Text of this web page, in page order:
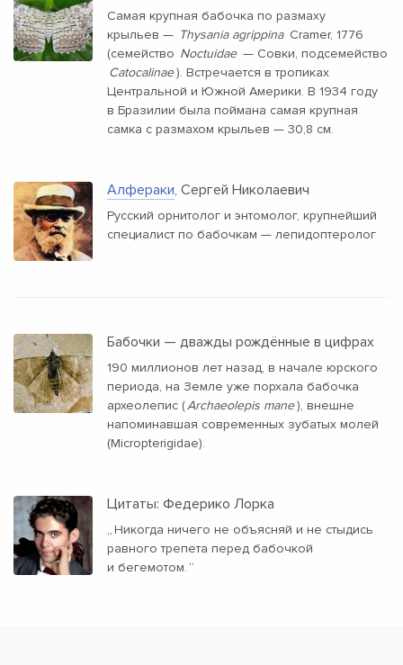
Самая крупная бабочка по размаху
крыльев — Thysania agrippina Cramer, 1776
(семейство Noctuidae — Совки, подсемейство
Catocalinae ). Встречается в тропиках
Центральной и Южной Америки. В 1934 году
в Бразилии была поймана самая крупная
самка с размахом крыльев — 30,8 см.
Алфераки, Сергей Николаевич
Русский орнитолог и энтомолог, крупнейший
специалист по бабочкам — лепидоптеролог
Бабочки — дважды рождённые в цифрах
190 миллионов лет назад, в начале юрского
периода, на Земле уже порхала бабочка
археолепис (Archaeolepis mane ), внешне
напоминавшая современных зубатых молей
(Micropterigidae).
Цитаты: Федерико Лорка
„Никогда ничего не объясняй и не стыдись
равного трепета перед бабочкой
и бегемотом. “